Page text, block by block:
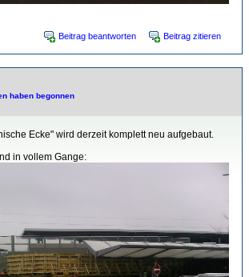
Beitrag beantworten Beitrag zitieren
haben begonnen
Ecke" wird derzeit komplett neu aufgebaut.
in vollem Gange: